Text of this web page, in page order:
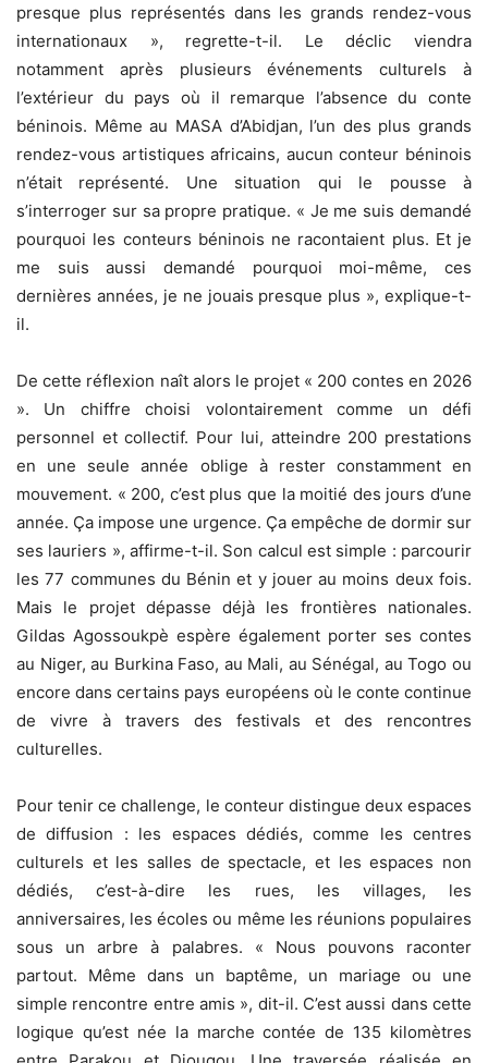
presque plus représentés dans les grands rendez-vous
internationaux », regrette-t-il. Le déclic viendra
notamment après plusieurs événements culturels à
l’extérieur du pays où il remarque l’absence du conte
béninois. Même au MASA d’Abidjan, l’un des plus grands
rendez-vous artistiques africains, aucun conteur béninois
n’était représenté. Une situation qui le pousse à
s’interroger sur sa propre pratique. « Je me suis demandé
pourquoi les conteurs béninois ne racontaient plus. Et je
me suis aussi demandé pourquoi moi-même, ces
dernières années, je ne jouais presque plus », explique-t-
il.
De cette réflexion naît alors le projet « 200 contes en 2026
». Un chiffre choisi volontairement comme un défi
personnel et collectif. Pour lui, atteindre 200 prestations
en une seule année oblige à rester constamment en
mouvement. « 200, c’est plus que la moitié des jours d’une
année. Ça impose une urgence. Ça empêche de dormir sur
ses lauriers », affirme-t-il. Son calcul est simple : parcourir
les 77 communes du Bénin et y jouer au moins deux fois.
Mais le projet dépasse déjà les frontières nationales.
Gildas Agossoukpè espère également porter ses contes
au Niger, au Burkina Faso, au Mali, au Sénégal, au Togo ou
encore dans certains pays européens où le conte continue
de vivre à travers des festivals et des rencontres
culturelles.
Pour tenir ce challenge, le conteur distingue deux espaces
de diffusion : les espaces dédiés, comme les centres
culturels et les salles de spectacle, et les espaces non
dédiés, c’est-à-dire les rues, les villages, les
anniversaires, les écoles ou même les réunions populaires
sous un arbre à palabres. « Nous pouvons raconter
partout. Même dans un baptême, un mariage ou une
simple rencontre entre amis », dit-il. C’est aussi dans cette
logique qu’est née la marche contée de 135 kilomètres